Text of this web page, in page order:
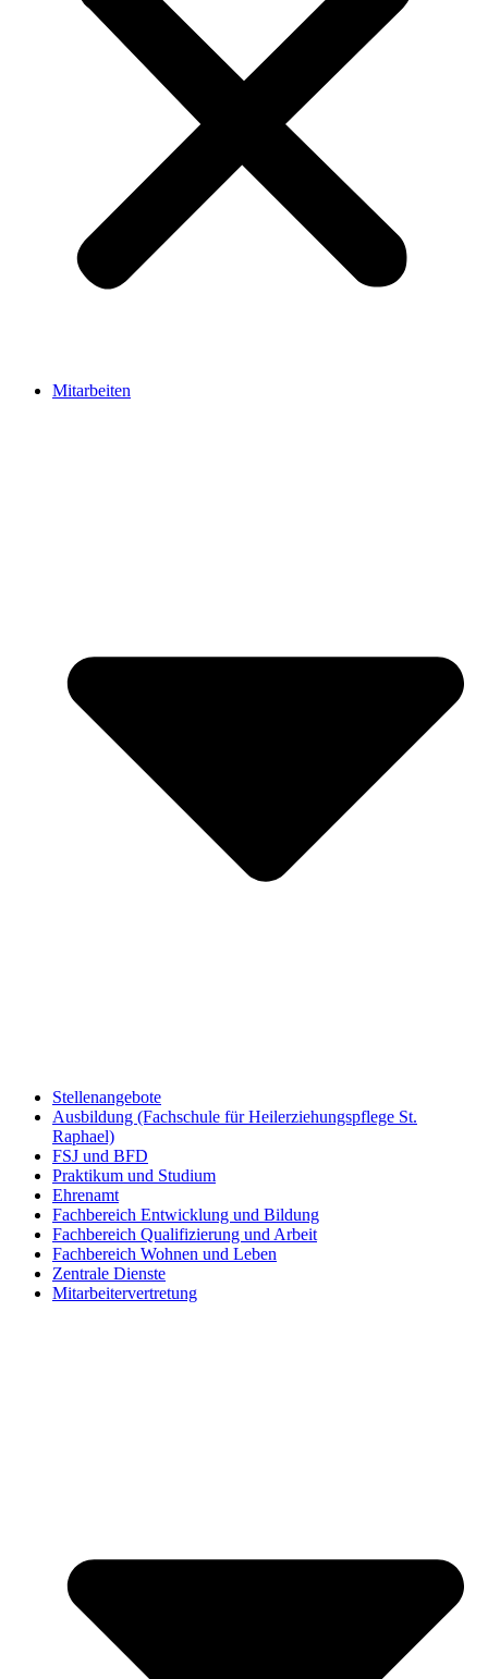
Mitarbeiten
Stellenangebote
Ausbildung (Fachschule für Heilerziehungspflege St.
Raphael)
FSJ und BFD
Praktikum und Studium
Ehrenamt
Fachbereich Entwicklung und Bildung
Fachbereich Qualifizierung und Arbeit
Fachbereich Wohnen und Leben
Zentrale Dienste
Mitarbeitervertretung